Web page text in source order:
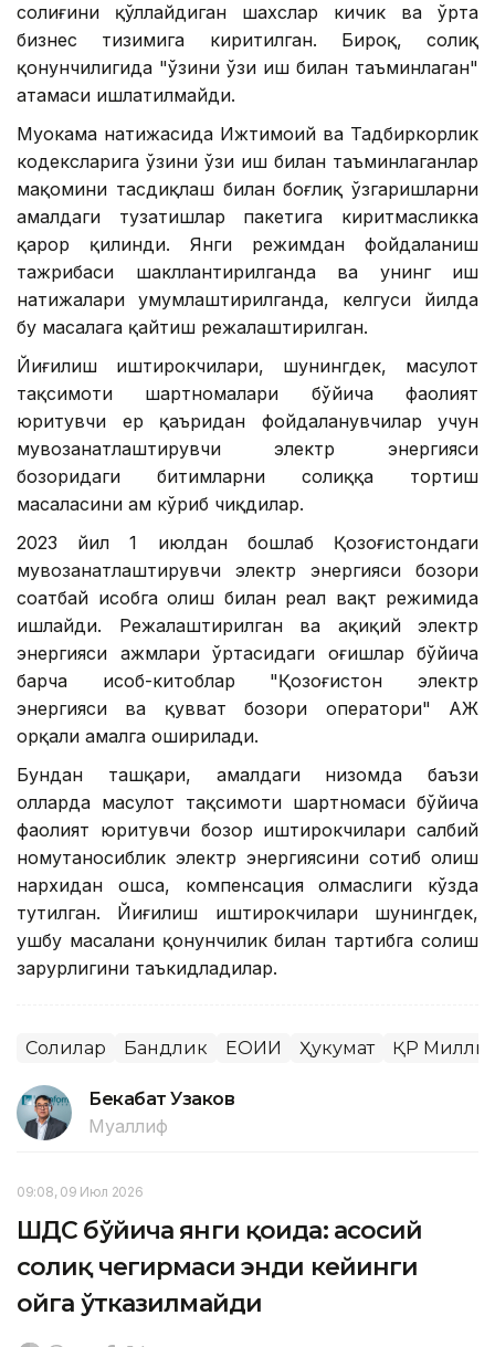
солиғини қўллайдиган шахслар кичик ва ўрта
бизнес тизимига киритилган. Бироқ, солиқ
қонунчилигида "ўзини ўзи иш билан таъминлаган"
атамаси ишлатилмайди.
Муҳокама натижасида Ижтимоий ва Тадбиркорлик
кодексларига ўзини ўзи иш билан таъминлаганлар
мақомини тасдиқлаш билан боғлиқ ўзгаришларни
амалдаги тузатишлар пакетига киритмасликка
қарор қилинди. Янги режимдан фойдаланиш
тажрибаси шакллантирилганда ва унинг иш
натижалари умумлаштирилганда, келгуси йилда
бу масалага қайтиш режалаштирилган.
Йиғилиш иштирокчилари, шунингдек, маҳсулот
тақсимоти шартномалари бўйича фаолият
юритувчи ер қаъридан фойдаланувчилар учун
мувозанатлаштирувчи электр энергияси
бозоридаги битимларни солиққа тортиш
масаласини ҳам кўриб чиқдилар.
2023 йил 1 июлдан бошлаб Қозоғистондаги
мувозанатлаштирувчи электр энергияси бозори
соатбай ҳисобга олиш билан реал вақт режимида
ишлайди. Режалаштирилган ва ҳақиқий электр
энергияси ҳажмлари ўртасидаги оғишлар бўйича
барча ҳисоб-китоблар "Қозоғистон электр
энергияси ва қувват бозори оператори" АЖ
орқали амалга оширилади.
Бундан ташқари, амалдаги низомда баъзи
ҳолларда маҳсулот тақсимоти шартномаси бўйича
фаолият юритувчи бозор иштирокчилари салбий
номутаносиблик электр энергиясини сотиб олиш
нархидан ошса, компенсация олмаслиги кўзда
тутилган. Йиғилиш иштирокчилари шунингдек,
ушбу масалани қонунчилик билан тартибга солиш
зарурлигини таъкидладилар.
Солиқлар Бандлик ЕОИИ Ҳукумат ҚР Миллий
Бекабат Узаков
Муаллиф
09:08, 09 Июл 2026
ШДС бўйича янги қоида: асосий
солиқ чегирмаси энди кейинги
ойга ўтказилмайди